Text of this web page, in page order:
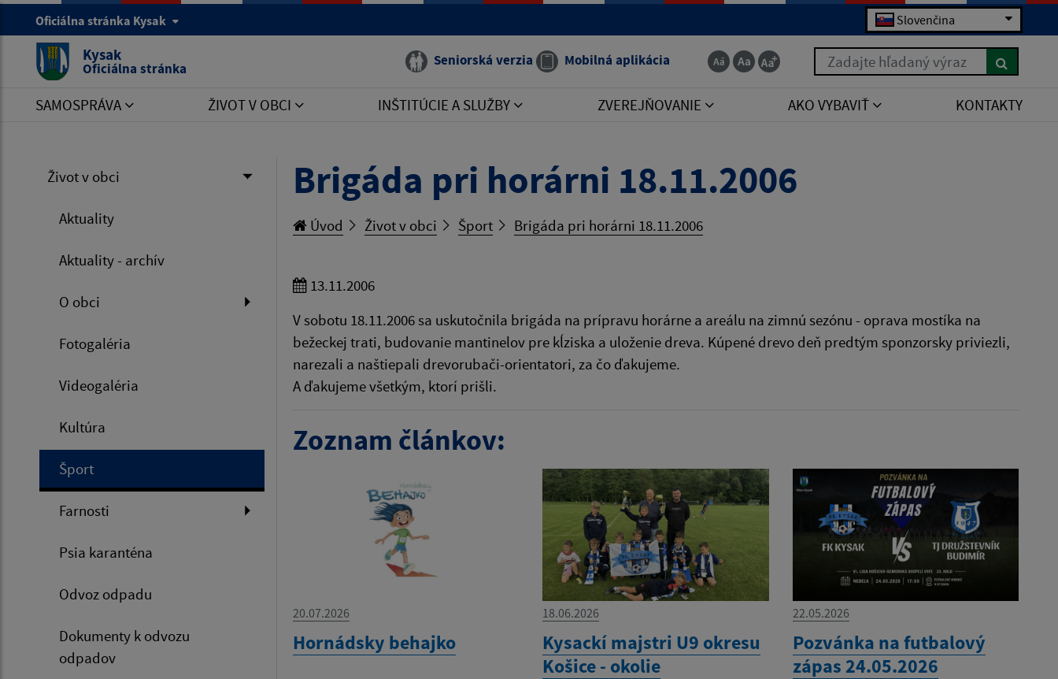
Oficiálna stránka Kysak Slovenčina
Kysak
Oficiálna stránka Seniorská verzia Mobilná aplikácia Zadajte hľadaný výraz
SAMOSPRÁVA ŽIVOT V OBCI INŠTITÚCIE A SLUŽBY ZVEREJŇOVANIE AKO VYBAVIŤ KONTAKTY
Život v obci
Aktuality
Aktuality - archív
O obci
Fotogaléria
Videogaléria
Kultúra
Šport
Farnosti
Psia karanténa
Odvoz odpadu
Dokumenty k odvozu
odpadov
Brigáda pri horárni 18.11.2006
Úvod Život v obci Šport Brigáda pri horárni 18.11.2006
13.11.2006
V sobotu 18.11.2006 sa uskutočnila brigáda na prípravu horárne a areálu na zimnú sezónu - oprava mostíka na
bežeckej trati, budovanie mantinelov pre kĺziska a uloženie dreva. Kúpené drevo deň predtým sponzorsky priviezli,
narezali a naštiepali drevorubači-orientatori, za čo ďakujeme.
A ďakujeme všetkým, ktorí prišli.
Zoznam článkov:
20.07.2026
Hornádsky behajko
18.06.2026
Kysackí majstri U9 okresu
Košice - okolie
22.05.2026
Pozvánka na futbalový
zápas 24.05.2026